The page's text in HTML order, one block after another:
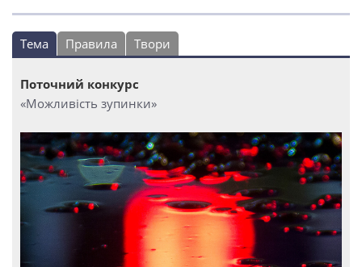
Тема Правила Твори
Поточний конкурс
«Можливість зупинки»